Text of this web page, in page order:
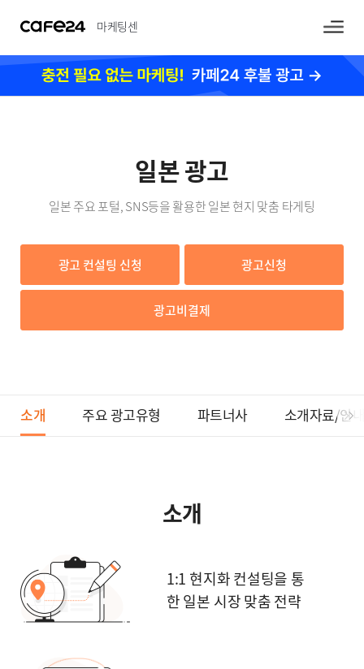
마케팅센
터
일본 광고
일본 주요 포털, SNS등을 활용한 일본 현지 맞춤 타게팅
광고 컨설팅 신청 광고신청
광고비결제
소개 주요 광고유형 파트너사 소개자료/안내
소개
1:1 현지화 컨설팅을 통
한일본 시장 맞춤 전략